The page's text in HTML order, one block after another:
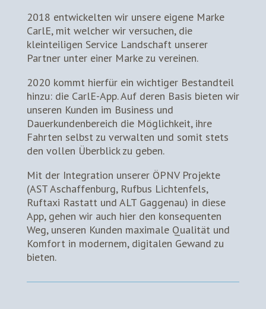
2018 entwickelten wir unsere eigene Marke
CarlE, mit welcher wir versuchen, die
kleinteiligen Service Landschaft unserer
Partner unter einer Marke zu vereinen.
2020 kommt hierfür ein wichtiger Bestandteil
hinzu: die CarlE-App. Auf deren Basis bieten wir
unseren Kunden im Business und
Dauerkundenbereich die Möglichkeit, ihre
Fahrten selbst zu verwalten und somit stets
den vollen Überblick zu geben.
Mit der Integration unserer ÖPNV Projekte
(AST Aschaffenburg, Rufbus Lichtenfels,
Ruftaxi Rastatt und ALT Gaggenau) in diese
App, gehen wir auch hier den konsequenten
Weg, unseren Kunden maximale Qualität und
Komfort in modernem, digitalen Gewand zu
bieten.